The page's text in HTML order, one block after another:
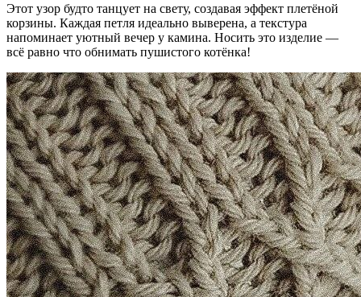
Этот узор будто танцует на свету, создавая эффект плетёной
корзины. Каждая петля идеально выверена, а текстура
напоминает уютный вечер у камина. Носить это изделие —
всё равно что обнимать пушистого котёнка!